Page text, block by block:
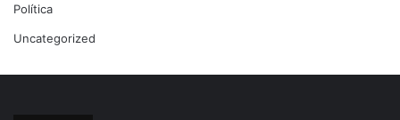
Política
Uncategorized